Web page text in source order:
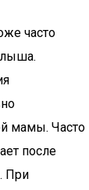
часто
мамы. Часто
после
При